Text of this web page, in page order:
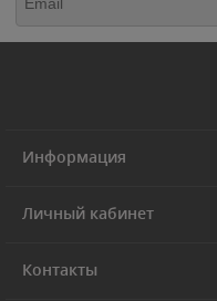
Информация
Личный кабинет
Контакты